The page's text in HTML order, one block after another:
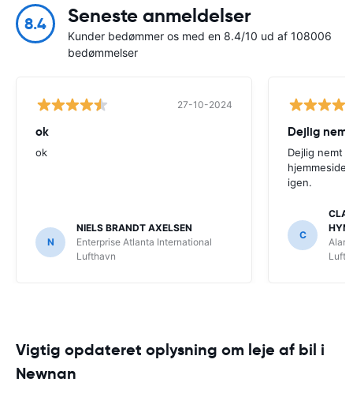
8.4 Seneste anmeldelser
Kunder bedømmer os med en 8.4/10 ud af 108006
bedømmelser
27-10-2024
ok
ok
N
NIELS BRANDT AXELSEN
Enterprise Atlanta International
Lufthavn
Dejlig
Dejlig nemt
igen.
C
Vigtig opdateret oplysning om leje af bil i
Newnan